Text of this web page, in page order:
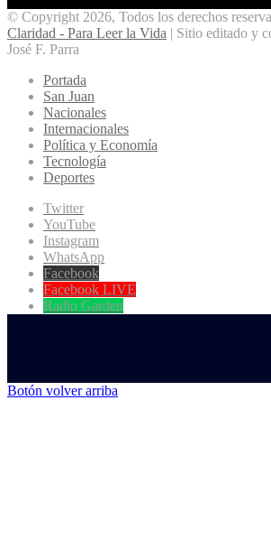
© Copyright 2026, Todos los derechos
Claridad - Para Leer la Vida | Sitio editado y
José F. Parra
Portada
San Juan
Nacionales
Internacionales
Política y Economía
Tecnología
Deportes
Twitter
YouTube
Instagram
WhatsApp
Facebook
Facebook LIVE
Radio Garden
Botón volver arriba